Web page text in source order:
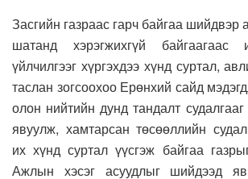
Засгийн газраас гарч байгаа шийдвэр
шатанд хэрэгжихгүй байгаагаас
үйлчилгээг хүргэхдээ хүнд суртал,
таслан зогсоохоо Ерөнхий сайд
олон нийтийн дунд тандалт
явуулж, хамтарсан төсөөллийн
их хүнд суртал үүсгэж байгаа
Ажлын хэсэг асуудлыг шийдээд